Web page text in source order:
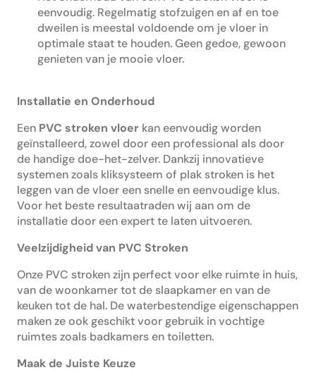
eenvoudig. Regelmatig stofzuigen en af en toe
dweilen is meestal voldoende om je vloer in
optimale staat te houden. Geen gedoe, gewoon
genieten van je mooie vloer.
Installatie en Onderhoud
Een PVC stroken vloer kan eenvoudig worden
geïnstalleerd, zowel door een professional als door
de handige doe-het-zelver. Dankzij innovatieve
systemen zoals kliksysteem of plak stroken is het
leggen van de vloer een snelle en eenvoudige klus.
Voor het beste resultaatraden wij aan om de
installatie door een expert te laten uitvoeren.
Veelzijdigheid van PVC Stroken
Onze PVC stroken zijn perfect voor elke ruimte in huis,
van de woonkamer tot de slaapkamer en van de
keuken tot de hal. De waterbestendige eigenschappen
maken ze ook geschikt voor gebruik in vochtige
ruimtes zoals badkamers en toiletten.
Maak de Juiste Keuze